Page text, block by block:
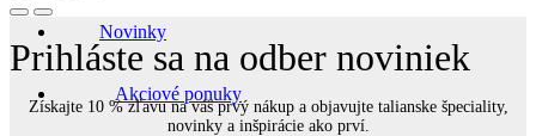
Novinky
Akciové ponuky
Prihláste sa na odber noviniek
Získajte 10 % zľavu na váš prvý nákup a objavujte talianske špeciality,
novinky a inšpirácie ako prví.